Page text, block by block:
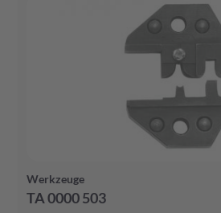
Werkzeuge
TA 0000 503